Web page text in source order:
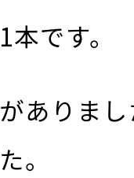
です。
ありま
。